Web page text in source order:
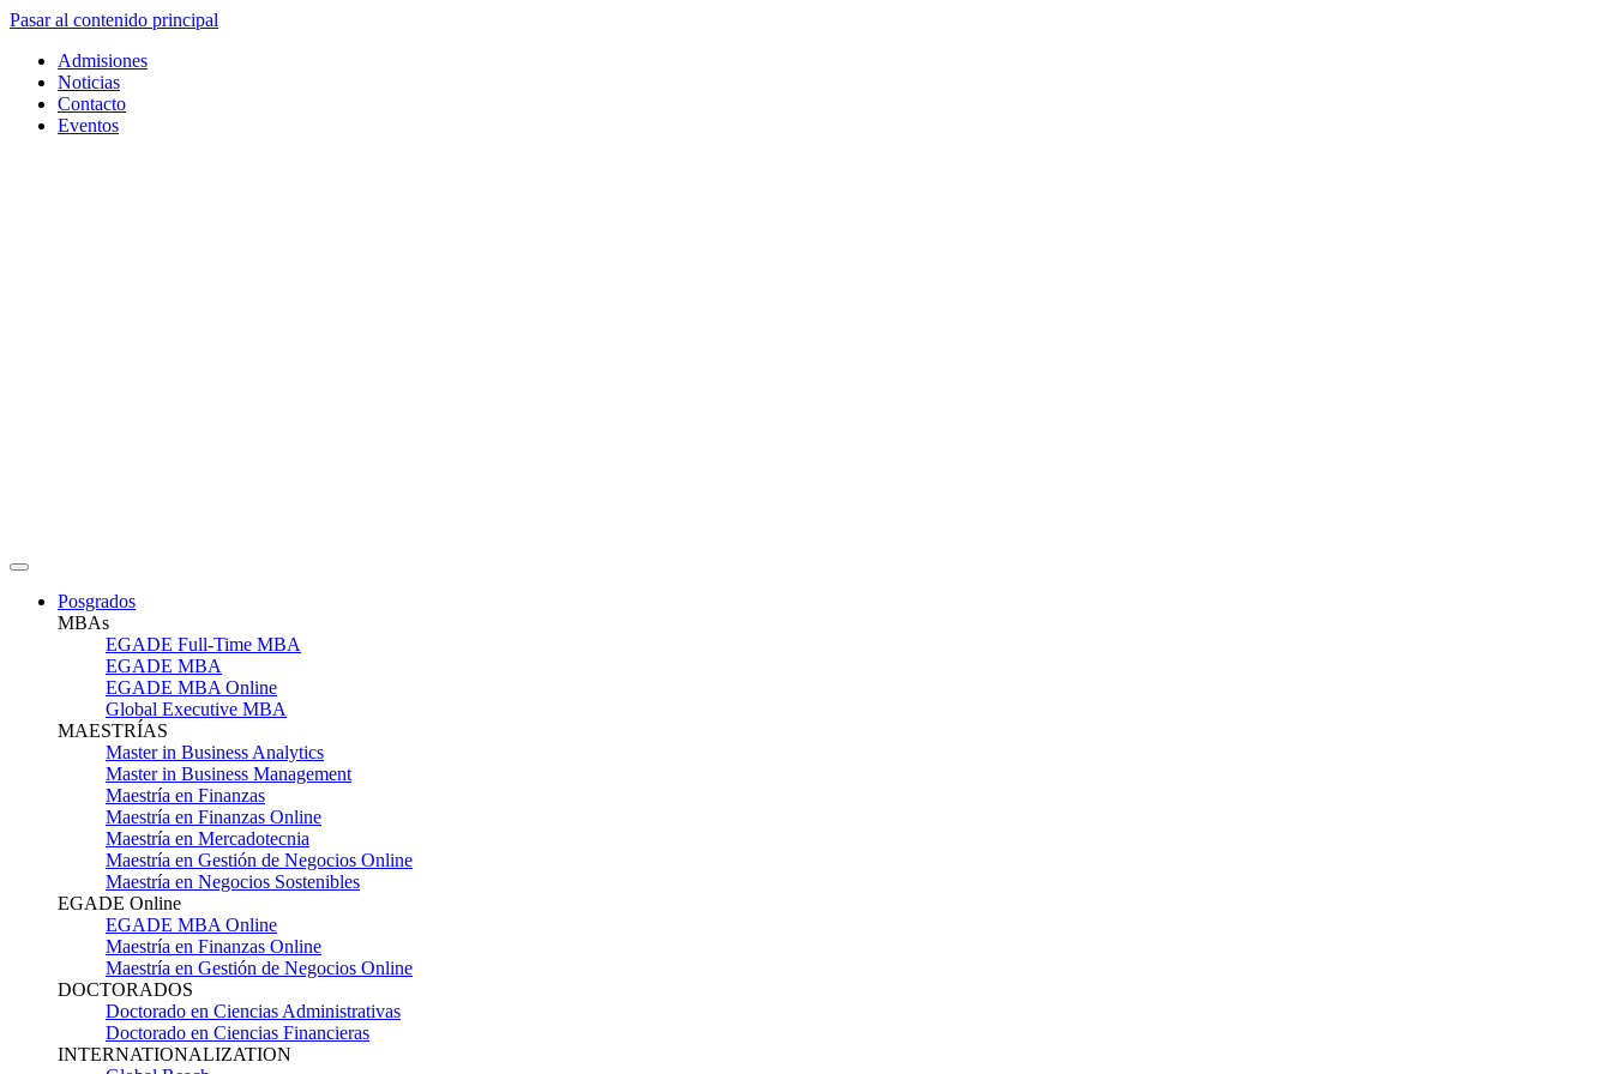
Pasar al contenido principal
Admisiones
Noticias
Contacto
Eventos
Posgrados
MBAs
EGADE Full-Time MBA
EGADE MBA
EGADE MBA Online
Global Executive MBA
MAESTRÍAS
Master in Business Analytics
Master in Business Management
Maestría en Finanzas
Maestría en Finanzas Online
Maestría en Mercadotecnia
Maestría en Gestión de Negocios Online
Maestría en Negocios Sostenibles
EGADE Online
EGADE MBA Online
Maestría en Finanzas Online
Maestría en Gestión de Negocios Online
DOCTORADOS
Doctorado en Ciencias Administrativas
Doctorado en Ciencias Financieras
INTERNATIONALIZATION